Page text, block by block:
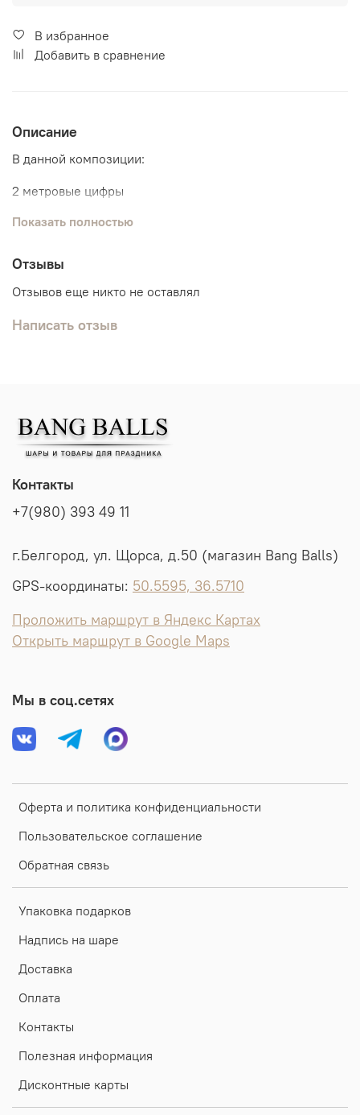
В избранное
Добавить в сравнение
Описание
В данной композиции:
2 метровые цифры
Связка шаров:
3 шарика хром
4 обычных шарика
Показать полностью
Отзывы
Отзывов еще никто не оставлял
Написать отзыв
Оферта и политика конфиденциальности
Пользовательское соглашение
Обратная связь
Упаковка подарков
Надпись на шаре
Доставка
Оплата
Контакты
Полезная информация
Дисконтные карты
Контакты
+7(980) 393 49 11
г.Белгород, ул. Щорса, д.50 (магазин Bang Balls)
GPS-координаты: 50.5595, 36.5710
Проложить маршрут в Яндекс Картах
Открыть маршрут в Google Maps
Мы в соц.сетях